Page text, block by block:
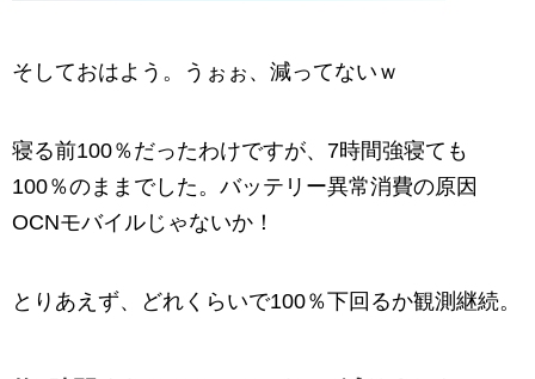
そしておはよう。うぉぉ、減ってないｗ
寝る前100％だったわけですが、7時間強寝ても
100％のままでした。バッテリー異常消費の原因
OCNモバイルじゃないか！
とりあえず、どれくらいで100％下回るか観測継続。